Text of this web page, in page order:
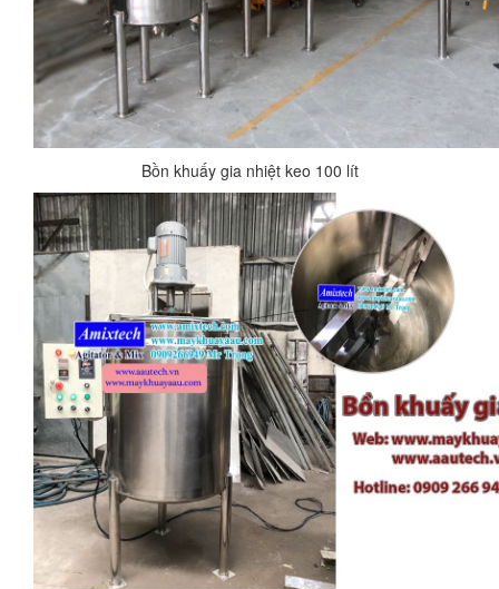
Bồn khuấy gia nhiệt keo 100 lít